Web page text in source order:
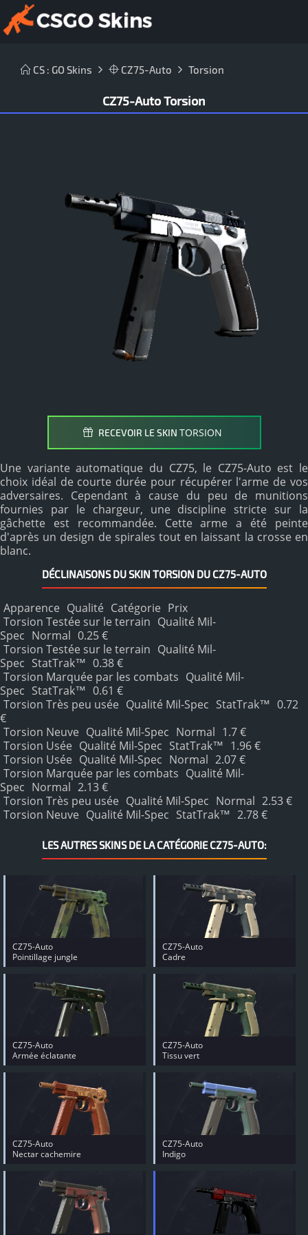
CS : GO Skins CZ75-Auto Torsion
CZ75-Auto Torsion
RECEVOIR LE SKIN TORSION
Une variante automatique du CZ75, le CZ75-Auto est le
choix idéal de courte durée pour récupérer l'arme de vos
adversaires. Cependant à cause du peu de munitions
fournies par le chargeur, une discipline stricte sur la
gâchette est recommandée. Cette arme a été peinte
d'après un design de spirales tout en laissant la crosse en
blanc.
DÉCLINAISONS DU SKIN TORSION DU CZ75-AUTO
Apparence Qualité Catégorie Prix
Torsion Testée sur le terrain Qualité Mil-
Spec Normal 0.25 €
Torsion Testée sur le terrain Qualité Mil-
Spec StatTrak™ 0.38 €
Torsion Marquée par les combats Qualité Mil-
Spec StatTrak™ 0.61 €
Torsion Très peu usée Qualité Mil-Spec StatTrak™ 0.72
€
Torsion Neuve Qualité Mil-Spec Normal 1.7 €
Torsion Usée Qualité Mil-Spec StatTrak™ 1.96 €
Torsion Usée Qualité Mil-Spec Normal 2.07 €
Torsion Marquée par les combats Qualité Mil-
Spec Normal 2.13 €
Torsion Très peu usée Qualité Mil-Spec Normal 2.53 €
Torsion Neuve Qualité Mil-Spec StatTrak™ 2.78 €
LES AUTRES SKINS DE LA CATÉGORIE CZ75-AUTO:
CZ75-Auto
Pointillage jungle
CZ75-Auto
Cadre
CZ75-Auto
Armée éclatante
CZ75-Auto
Tissu vert
CZ75-Auto
Nectar cachemire
CZ75-Auto
Indigo